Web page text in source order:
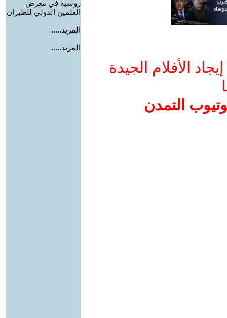
الأفلام الجيدة
التمدن
روسية في معرض
العلمين الدولي للطيران
المزيد.....
المزيد.....